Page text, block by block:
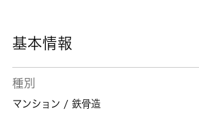
基本情報
種別
マンション / 鉄骨造